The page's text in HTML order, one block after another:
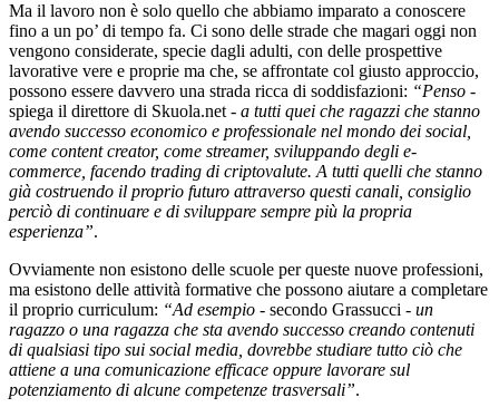
Ma il lavoro non è solo quello che abbiamo imparato a conoscere
fino a un po’ di tempo fa. Ci sono delle strade che magari oggi non
vengono considerate, specie dagli adulti, con delle prospettive
lavorative vere e proprie ma che, se affrontate col giusto approccio,
possono essere davvero una strada ricca di soddisfazioni: “Penso -
spiega il direttore di Skuola.net - a tutti quei che ragazzi che stanno
avendo successo economico e professionale nel mondo dei social,
come content creator, come streamer, sviluppando degli e-
commerce, facendo trading di criptovalute. A tutti quelli che stanno
già costruendo il proprio futuro attraverso questi canali, consiglio
perciò di continuare e di sviluppare sempre più la propria
esperienza”.
Ovviamente non esistono delle scuole per queste nuove professioni,
ma esistono delle attività formative che possono aiutare a completare
il proprio curriculum: “Ad esempio - secondo Grassucci - un
ragazzo o una ragazza che sta avendo successo creando contenuti
di qualsiasi tipo sui social media, dovrebbe studiare tutto ciò che
attiene a una comunicazione efficace oppure lavorare sul
potenziamento di alcune competenze trasversali”.